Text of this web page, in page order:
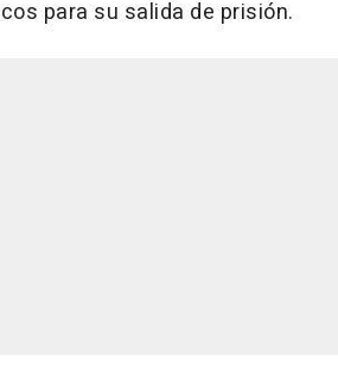
para su salida de prisión.